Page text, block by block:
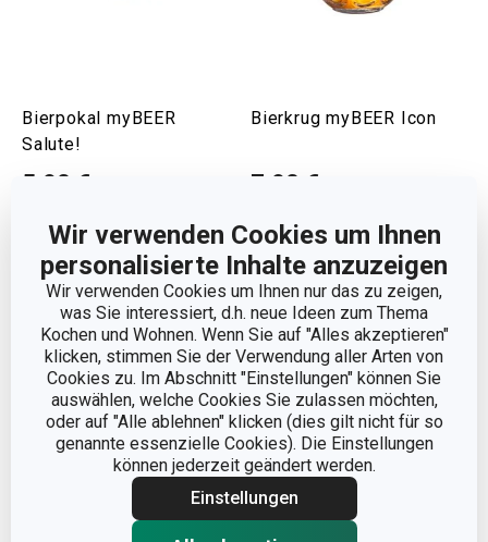
Wir verwenden Cookies um Ihnen
personalisierte Inhalte anzuzeigen
Wir verwenden Cookies um Ihnen nur das zu zeigen,
was Sie interessiert, d.h. neue Ideen zum Thema
Kochen und Wohnen. Wenn Sie auf "Alles akzeptieren"
klicken, stimmen Sie der Verwendung aller Arten von
Cookies zu. Im Abschnitt "Einstellungen" können Sie
auswählen, welche Cookies Sie zulassen möchten,
oder auf "Alle ablehnen" klicken (dies gilt nicht für so
genannte essenzielle Cookies). Die Einstellungen
können jederzeit geändert werden.
Einstellungen
Bierpokal myBEER
Salute!
5,90 €
Warenkorb
Bierkrug myBEER Icon
7,90 €
Warenkorb